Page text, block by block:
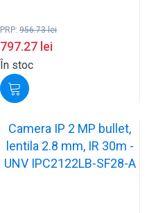
PRP: 956.73lei
797.27 lei
În stoc
Camera IP 2 MP bullet,
lentila 2.8 mm, IR 30m -
UNV IPC2122LB-SF28-A